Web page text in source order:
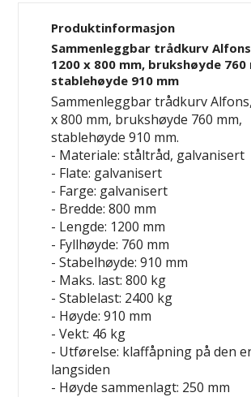
Produktinformasjon
Sammenleggbar trådkurv
1200 x 800 mm, brukshøyde 760
stablehøyde 910 mm
Sammenleggbar trådkurv
x 800 mm, brukshøyde 760 mm,
stablehøyde 910 mm.
- Materiale: ståltråd, galvanisert
- Flate: galvanisert
- Farge: galvanisert
- Bredde: 800 mm
- Lengde: 1200 mm
- Fyllhøyde: 760 mm
- Stabelhøyde: 910 mm
- Maks. last: 800 kg
- Stablelast: 2400 kg
- Høyde: 910 mm
- Vekt: 46 kg
- Utførelse: klaffåpning på den
langsiden
- Høyde sammenlagt: 250 mm